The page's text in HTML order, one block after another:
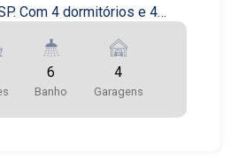
Com 4 dormitórios e 4
uma área construída de
de terreno de 450,00m2. A
uma ampla sala de estar,
planejada, área de serviço,
Além disso, possui uma
6
Banho
4
Garagens